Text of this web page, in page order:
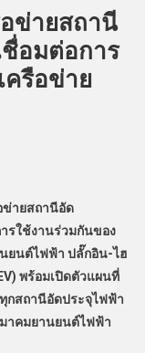
ข่ายสถานี
อมต่อการ
รือข่าย
ายสถานีอัด
รใช้งานร่วมกันของ
ยนต์ไฟฟ้า ปลั๊กอิน-ไฮ
พร้อมเปิดตัวแผนที่
กสถานีอัดประจุไฟฟ้า
าคมยานยนต์ไฟฟ้า